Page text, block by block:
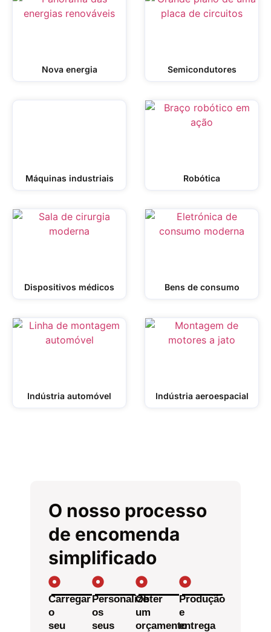
Nova energia Semicondutores
Máquinas industriais Robótica
Dispositivos médicos Bens de consumo
Indústria automóvel Indústria aeroespacial
O nosso processo
de encomenda
simplificado
Carregar
o
seu
Personalize
os
seus
Obter
um
orçamento
Produção
e
entrega